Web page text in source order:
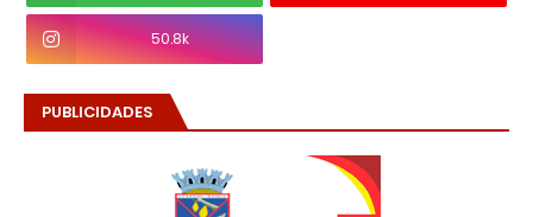
50.8k
PUBLICIDADES